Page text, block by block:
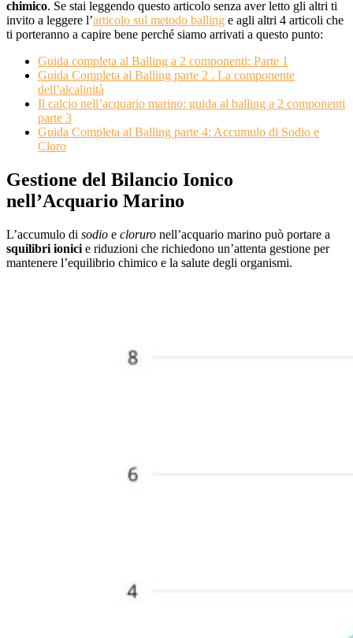
chimico. Se stai leggendo questo articolo senza aver letto gli altri ti
invito a leggere l’articolo sul metodo balling e agli altri 4 articoli che
ti porteranno a capire bene perché siamo arrivati a questo punto:
Guida completa al Balling a 2 componenti: Parte 1
Guida Completa al Balling parte 2 . La componente
dell’alcalinità
Il calcio nell’acquario marino: guida al balling a 2 componenti
parte 3
Guida Completa al Balling parte 4: Accumulo di Sodio e
Cloro
Gestione del Bilancio Ionico
nell’Acquario Marino
L’accumulo di sodio e cloruro nell’acquario marino può portare a
squilibri ionici e riduzioni che richiedono un’attenta gestione per
mantenere l’equilibrio chimico e la salute degli organismi.